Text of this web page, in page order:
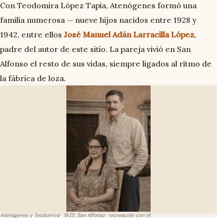
Con Teodomira López Tapia, Atenógenes formó una
familia numerosa — nueve hijos nacidos entre 1928 y
1942, entre ellos José Manuel Adán Larracilla López,
padre del autor de este sitio. La pareja vivió en San
Alfonso el resto de sus vidas, siempre ligados al ritmo de
la fábrica de loza.
Atenógenes y Teodomira · 1925, San Alfonso · recreación con IA